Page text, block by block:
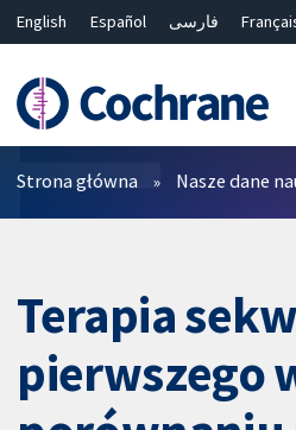
English Español فارسی
Bahasa Malaysia
ไทย
繁體中文
简体中文
Filtry
Strona główna Nasze dane
Terapia
pierwszego